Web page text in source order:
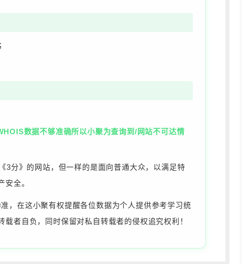
；
数据不够准确所以小聚为查询到/网站不可达情
3分》的网站，但一样的是面向普通大众，以满足特
全。
，在这小聚有权提醒各位数据为个人提供参考学习统
者自负，同时保留对私自转载者的侵权追究权利！